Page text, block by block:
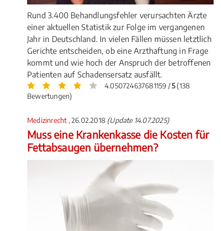
Rund 3.400 Behandlungsfehler verursachten Ärzte
einer aktuellen Statistik zur Folge im vergangenen
Jahr in Deutschland. In vielen Fällen müssen letztlich
Gerichte entscheiden, ob eine Arzthaftung in Frage
kommt und wie hoch der Anspruch der betroffenen
Patienten auf Schadensersatz ausfällt.
4.050724637681159 /5(138
Bewertungen)
Medizinrecht , 26.02.2018 (Update 14.07.2025)
Muss eine Krankenkasse die Kosten für
Fettabsaugen übernehmen?